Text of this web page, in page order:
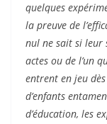
quelques
la preuve de
nul ne sait si leur
actes ou de l’un
entrent en jeu
d’enfants
d’éducation, les